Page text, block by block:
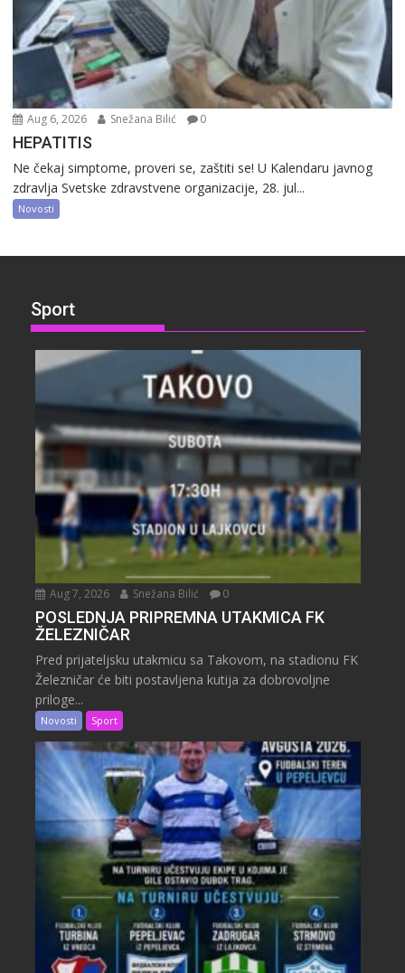
Aug 6, 2026 Snežana Bilić 0
HEPATITIS
Ne čekaj simptome, proveri se, zaštiti se! U Kalendaru javnog
zdravlja Svetske zdravstvene organizacije, 28. jul...
Novosti
Sport
Aug 7, 2026 Snežana Bilić 0
POSLEDNJA PRIPREMNA UTAKMICA FK
ŽELEZNIČAR
Pred prijateljsku utakmicu sa Takovom, na stadionu FK
Železničar će biti postavljena kutija za dobrovoljne
priloge...
Novosti Sport